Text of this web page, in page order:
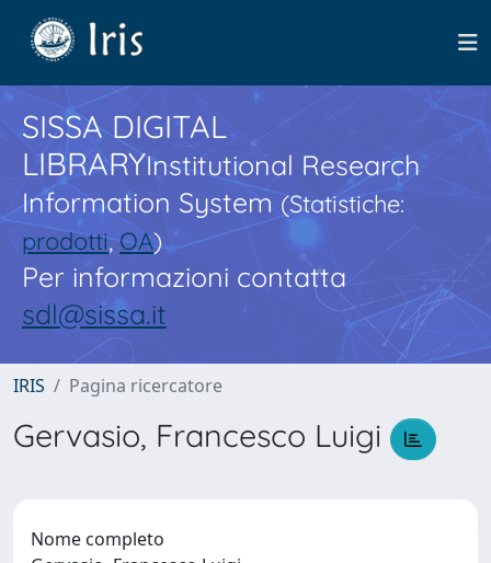
SISSA DIGITAL
LIBRARYInstitutional Research
Information System(Statistiche:
prodotti,OA)
Per informazioni contatta
sdl@sissa.it
IRIS Pagina ricercatore
Gervasio, Francesco Luigi
Nome completo